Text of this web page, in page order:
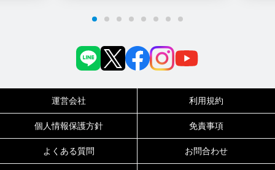
運営会社 利用規約
個人情報保護方針 免責事項
よくある質問 お問合わせ